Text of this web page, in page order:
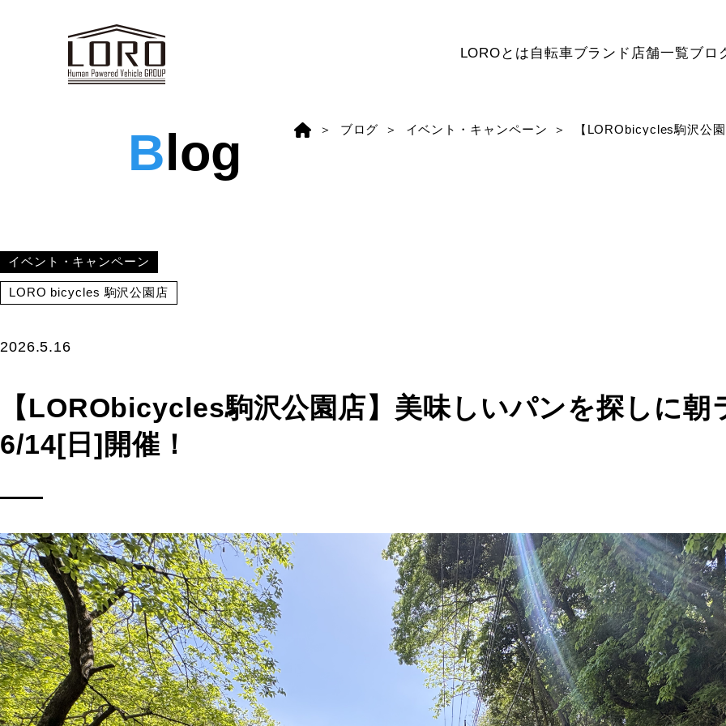
LOROとは 自転車ブランド 店舗一覧ブロ
Blog ブログ イベント・キャンペーン 【LORObicycles駒沢公
イベント・キャンペーン
LORO bicycles 駒沢公園店
2026.5.16
【LORObicycles駒沢公園店】美味しいパンを探しに朝
6/14[日]開催！